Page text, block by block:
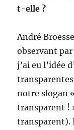
t-elle ?
André
observant
j’ai eu l’idée
notre slogan
transparent !
transparent).